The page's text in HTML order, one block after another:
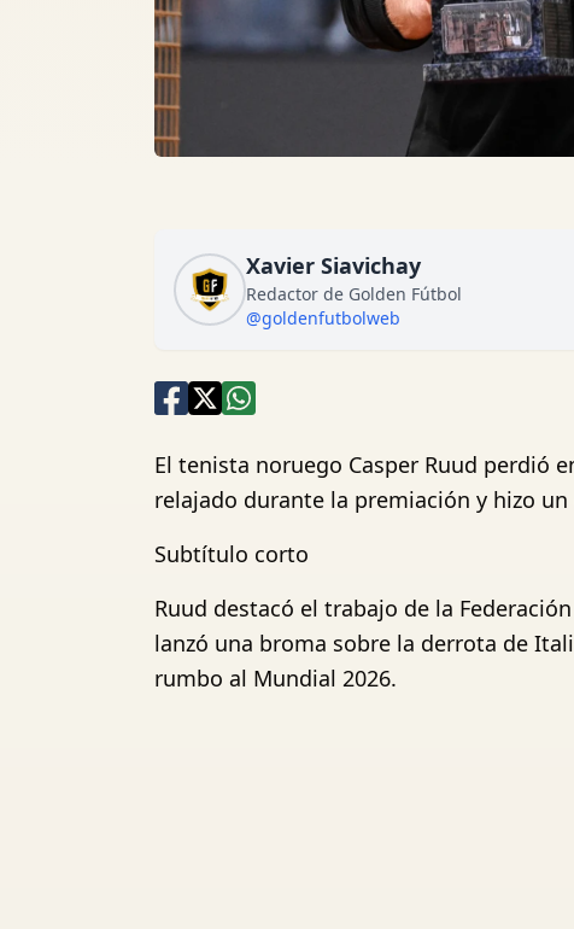
Xavier Siavichay
Redactor de Golden Fútbol
@goldenfutbolweb
El tenista noruego Casper Ruud perdió
relajado durante la premiación y hizo
Subtítulo corto
Ruud destacó el trabajo de la
lanzó una broma sobre la derrota de
rumbo al Mundial 2026.